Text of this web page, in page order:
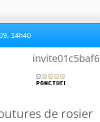
14h40
invite01c5baf6
de rosier